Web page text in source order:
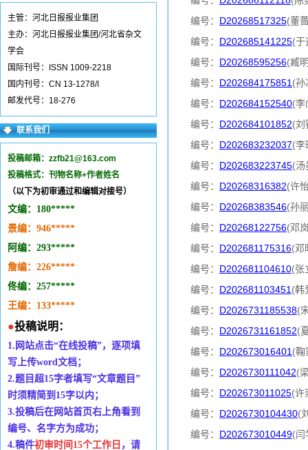
主管：河北日报报业集团
主办：河北日报报业集团/河北省杂文
学会
国际刊号：ISSN 1009-2218
国内刊号：CN 13-1278/I
邮发代号：18-276
联系我们
投稿邮箱： zzfb21@163.com
投稿格式：刊物名称+作者姓名
（以下为初审通过和编辑对接号）
文编： 180*****
景编： 946*****
阿编：293*****
詹编： 226*****
佟编： 257*****
王编：133*****
●投稿说明：
1. 网站点击“在线投稿”，逐项填
写上传word文档；
2.题目超15字者填写“文章题目 ”
时须精简到 15字以内；
3.投稿后在网站首页右上角看到
编号、名字方为成功；
4.稿件初审时间 15个工作日 ，请
编号： D20268517325(董
编号： D202685141225(
编号： D20268595256(臧
编号： D202684175851 (
编号： D202684152540(
编号： D202684101852(
编号： D202683232037(
编号： D202683223745(
编号： D20268316382(许
编号： D20268383546(孙
编号： D20268122756(邓
编号： D202681175316(邓
编号： D202681104610(张
编号： D202681103451 (韩
编号： D2026731185538(
编号： D2026731161852(
编号： D202673016401 (
编号： D2026730111042(
编号： D202673011025(
编号： D2026730104430(
编号： D202673010449(